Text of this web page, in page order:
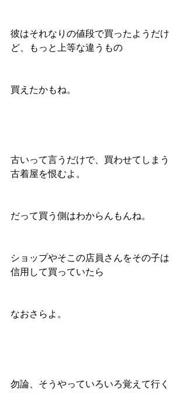
彼はそれなりの値段で買ったようだけ
ど、もっと上等な違うもの
買えたかもね。
古いって言うだけで、買わせてしまう
古着屋を恨むよ。
だって買う側はわからんもんね。
ショップやそこの店員さんをその子は
信用して買っていたら
なおさらよ。
勿論、そうやっていろいろ覚えて行く